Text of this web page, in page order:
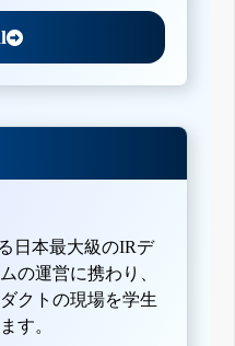
日本最大級のIRデ
の運営に携わり、
クトの現場を学生
す。